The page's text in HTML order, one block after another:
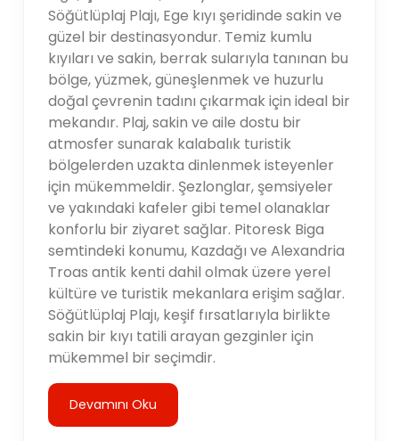
Söğütlüplaj Plajı, Ege kıyı şeridinde sakin ve
güzel bir destinasyondur. Temiz kumlu
kıyıları ve sakin, berrak sularıyla tanınan bu
bölge, yüzmek, güneşlenmek ve huzurlu
doğal çevrenin tadını çıkarmak için ideal bir
mekandır. Plaj, sakin ve aile dostu bir
atmosfer sunarak kalabalık turistik
bölgelerden uzakta dinlenmek isteyenler
için mükemmeldir. Şezlonglar, şemsiyeler
ve yakındaki kafeler gibi temel olanaklar
konforlu bir ziyaret sağlar. Pitoresk Biga
semtindeki konumu, Kazdağı ve Alexandria
Troas antik kenti dahil olmak üzere yerel
kültüre ve turistik mekanlara erişim sağlar.
Söğütlüplaj Plajı, keşif fırsatlarıyla birlikte
sakin bir kıyı tatili arayan gezginler için
mükemmel bir seçimdir.
Devamını Oku